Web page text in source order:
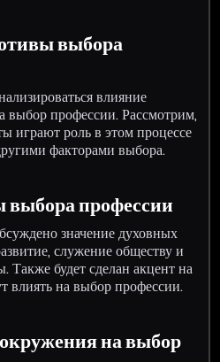
выбора
влияние
выбор профессии. Рассмотрим,
играют роль в этом процессе
факторами выбора.
профессии
значение духовных
служение обществу и
Также будет сделан акцент на
влиять на выбор профессии.
на выбор